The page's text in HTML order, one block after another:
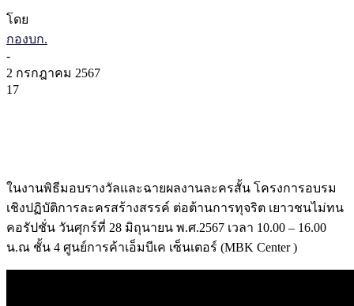
โดย
กองบก.
-
2 กรกฎาคม 2567
17
ในงานพิธีมอบรางวัลและฉายผลงานละครสั้น โครงการอบรม
เชิงปฏิบัติการละครสร้างสรรค์ ต่อต้านการทุจริต เยาวชนไม่ทน
คอรัปชั่น วันศุกร์ที่ 28 มิถุนายน พ.ศ.2567 เวลา 10.00 – 16.00
น.ณ ชั้น 4 ศูนย์การค้าเอ็มบีเค เซ็นเตอร์ (MBK Center )